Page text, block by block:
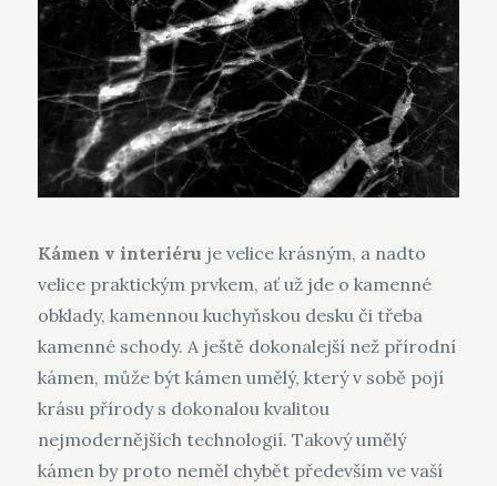
Kámen v interiéru je velice krásným, a nadto
velice praktickým prvkem, ať už jde o kamenné
obklady, kamennou kuchyňskou desku či třeba
kamenné schody. A ještě dokonalejší než přírodní
kámen, může být kámen umělý, který v sobě pojí
krásu přírody s dokonalou kvalitou
nejmodernějších technologií. Takový umělý
kámen by proto neměl chybět především ve vaší